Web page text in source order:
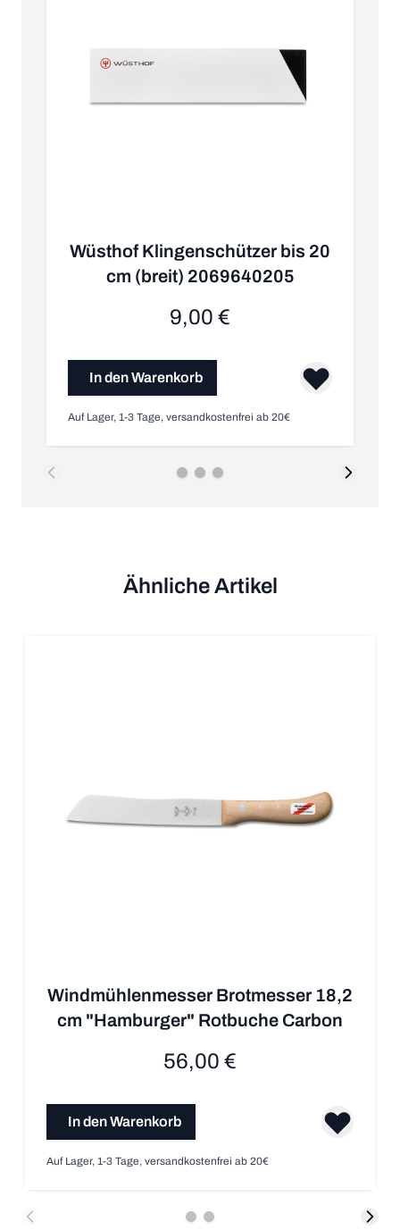
Wüsthof Klingenschützer bis 20
cm (breit) 2069640205
9,00 €
In den Warenkorb
Auf Lager, 1-3 Tage, versandkostenfrei ab 20€
Ähnliche Artikel
Windmühlenmesser Brotmesser 18,2
cm "Hamburger" Rotbuche Carbon
56,00 €
In den Warenkorb
Auf Lager, 1-3 Tage, versandkostenfrei ab 20€